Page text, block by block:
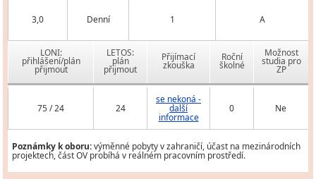
3,0 Denní 1 A
LONI:
přihlášení/plán
přijmout
LETOS:
plán
přijmout
Přijímací
zkouška
Roční
školné
Možnost
studia pro
ZP
75 / 24 24
se nekoná -
další
informace
0 Ne
Poznámky k oboru:výměnné pobyty v zahraničí, účast na mezinárodních
projektech, část OV probíhá v reálném pracovním prostředí.